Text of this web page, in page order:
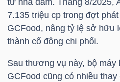
7.135 triệu cp trong đợt
GCFood, nâng tỷ lệ sở hữu
thành cổ đông chi phối.
Sau thương vụ này, bộ máy
GCFood cũng có nhiều thay
ĐÔNG
DƯƠNG
TÀI
CHÍNH